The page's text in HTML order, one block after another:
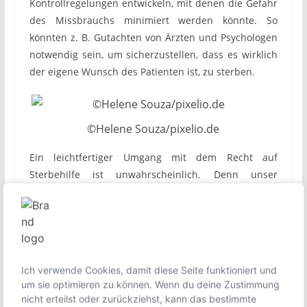
Ich verwende Cookies, damit diese Seite funktioniert und
um sie optimieren zu können. Wenn du deine Zustimmung
nicht erteilst oder zurückziehst, kann das bestimmte
Kontrollregelungen entwickeln, mit denen die Gefahr
des Missbrauchs minimiert werden könnte. So
könnten z. B. Gutachten von Ärzten und Psychologen
notwendig sein, um sicherzustellen, dass es wirklich
der eigene Wunsch des Patienten ist, zu sterben.
©Helene Souza/pixelio.de
Ein leichtfertiger Umgang mit dem Recht auf
Sterbehilfe ist unwahrscheinlich. Denn unser
werden. Wer nachweislich an einer unheilbaren
schweren Krankheit leidet und den Wunsch zu
sterben hat, wird diesen Wunsch nicht leichtfertig
lassen sich die bereits erwähnten Kontrollregelungen
auch hier anwenden. Sie können verhindern, dass